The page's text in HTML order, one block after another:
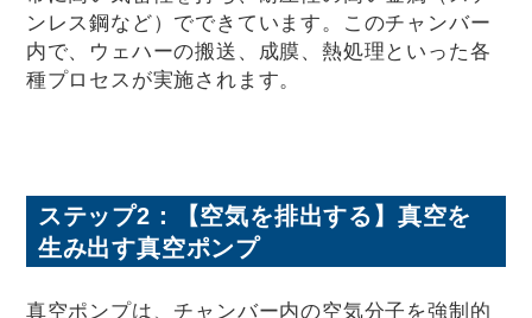
ンレス鋼など）でできています。このチャンバー
内で、ウェハーの搬送、成膜、熱処理といった各
種プロセスが実施されます。
ステップ2：【空気を排出する】真空を
生み出す真空ポンプ
真空ポンプは、チャンバー内の空気分子を強制的